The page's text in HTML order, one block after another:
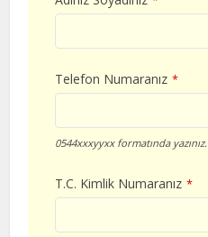
Telefon Numaranız *
0544xxxyyxx formatında yazınız.
T.C. Kimlik Numaranız *